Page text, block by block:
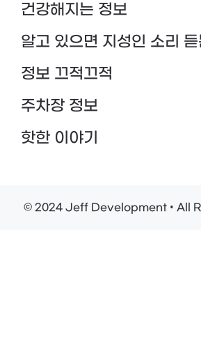
건강해지는 정보
알고 있으면 지성인 소리
정보 끄적끄적
주차장 정보
핫한 이야기
© 2024 Jeff Development • All